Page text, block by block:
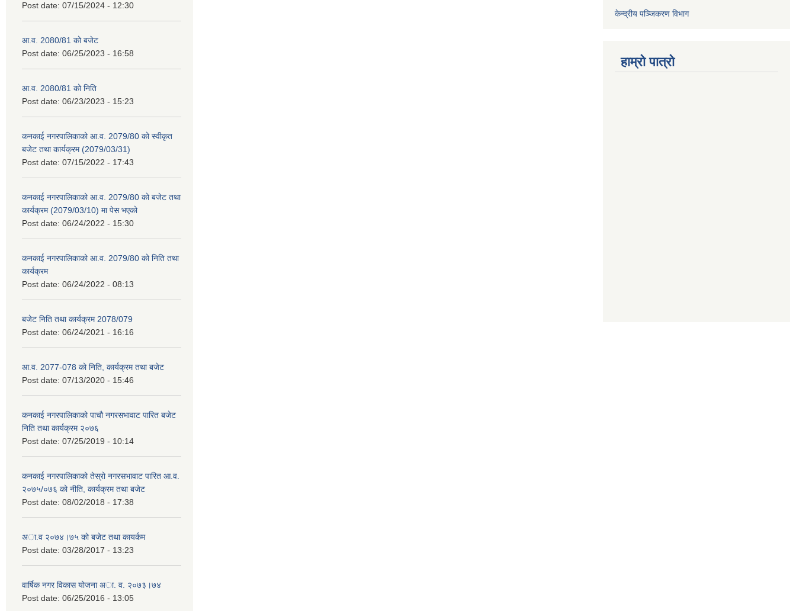
Post date: 07/15/2024 - 12:30
आ.व. 2080/81 को बजेट
Post date: 06/25/2023 - 16:58
आ.व. 2080/81 को निति
Post date: 06/23/2023 - 15:23
कनकाई नगरपालिकाको आ.व. 2079/80 को स्वीकृत
बजेट तथा कार्यक्रम (2079/03/31)
Post date: 07/15/2022 - 17:43
कनकाई नगरपालिकाको आ.व. 2079/80 को बजेट तथा
कार्यक्रम (2079/03/10) मा पेस भएको
Post date: 06/24/2022 - 15:30
कनकाई नगरपालिकाको आ.व. 2079/80 को निति तथा
कार्यक्रम
Post date: 06/24/2022 - 08:13
बजेट निति तथा कार्यक्रम 2078/079
Post date: 06/24/2021 - 16:16
आ.व. 2077-078 को निति, कार्यक्रम तथा बजेट
Post date: 07/13/2020 - 15:46
कनकाई नगरपालिकाको पाचौ नगरसभावाट पारित बजेट
निति तथा कार्यक्रम २०७६
Post date: 07/25/2019 - 10:14
कनकाई नगरपालिकाको तेस्रो नगरसभावाट पारित आ.व.
२०७५/०७६ को नीति, कार्यक्रम तथा बजेट
Post date: 08/02/2018 - 17:38
अा.व २०७४।७५ काे बजेट तथा कायर्कम
Post date: 03/28/2017 - 13:23
वार्षिक नगर विकास योजना अा. व. २०७३।७४
Post date: 06/25/2016 - 13:05
केन्द्रीय पञ्जिकरण विभाग
हाम्रो पात्रो